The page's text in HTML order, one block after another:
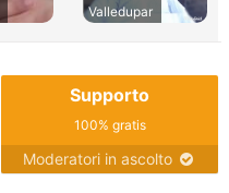
Valledupar
Supporto
100% gratis
Moderatori in ascolto